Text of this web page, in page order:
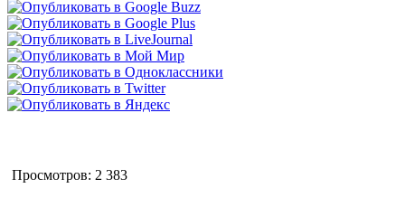
Просмотров: 2 383